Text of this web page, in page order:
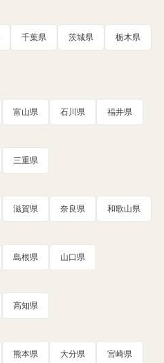
千葉県 茨城県 栃木県
富山県 石川県 福井県
三重県
滋賀県 奈良県 和歌山県
島根県 山口県
高知県
熊本県 大分県 宮崎県